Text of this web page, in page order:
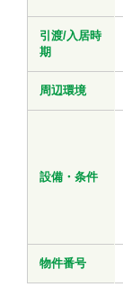
引渡/入居時
期
周辺環境
設備・条件
物件番号